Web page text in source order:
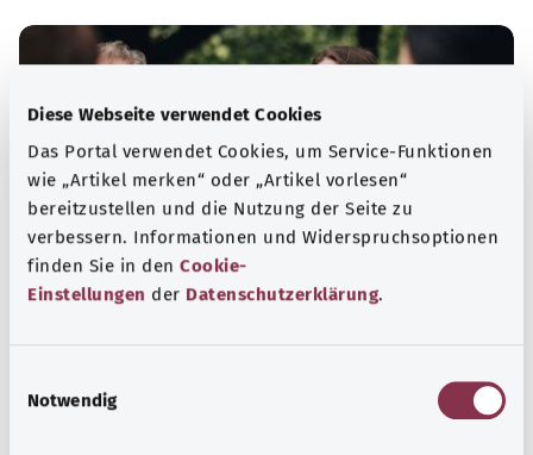
Diese Webseite verwendet Cookies
Das Portal verwendet Cookies, um Service-Funktionen
wie „Artikel merken“ oder „Artikel vorlesen“
bereitzustellen und die Nutzung der Seite zu
verbessern. Informationen und Widerspruchsoptionen
finden Sie in den Cookie-
Einstellungen der Datenschutzerklärung.
Notwendig
Selbsthilfe
Selbsthilfegruppen bieten Austausch und Unterstützung